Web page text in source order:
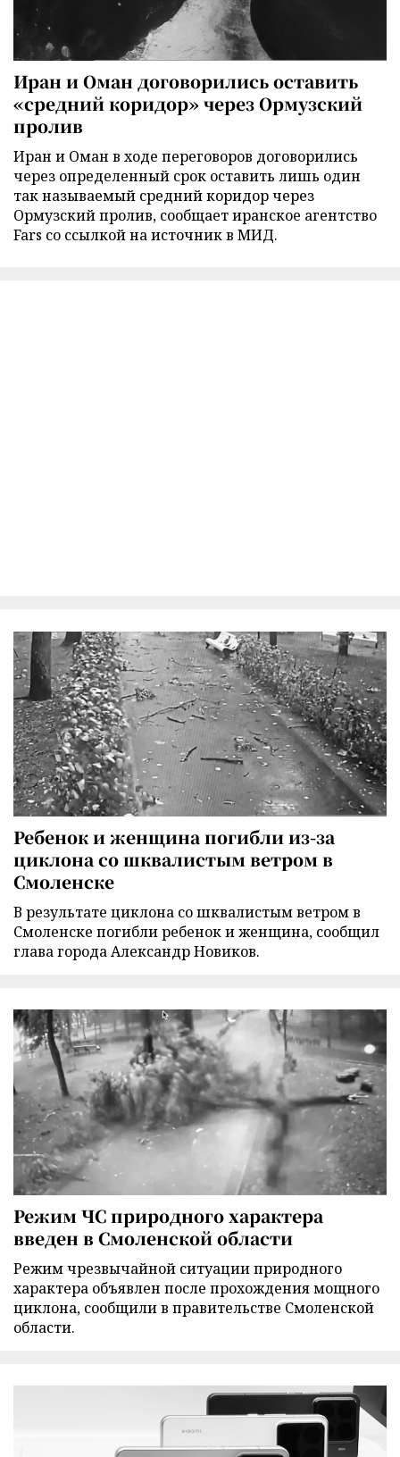
Иран и Оман договорились оставить
«средний коридор» через Ормузский
пролив
Иран и Оман в ходе переговоров договорились
через определенный срок оставить лишь один
так называемый средний коридор через
Ормузский пролив, сообщает иранское агентство
Fars со ссылкой на источник в МИД.
Ребенок и женщина погибли из-за
циклона со шквалистым ветром в
Смоленске
В результате циклона со шквалистым ветром в
Смоленске погибли ребенок и женщина, сообщил
глава города Александр Новиков.
Режим ЧС природного характера
введен в Смоленской области
Режим чрезвычайной ситуации природного
характера объявлен после прохождения мощного
циклона, сообщили в правительстве Смоленской
области.